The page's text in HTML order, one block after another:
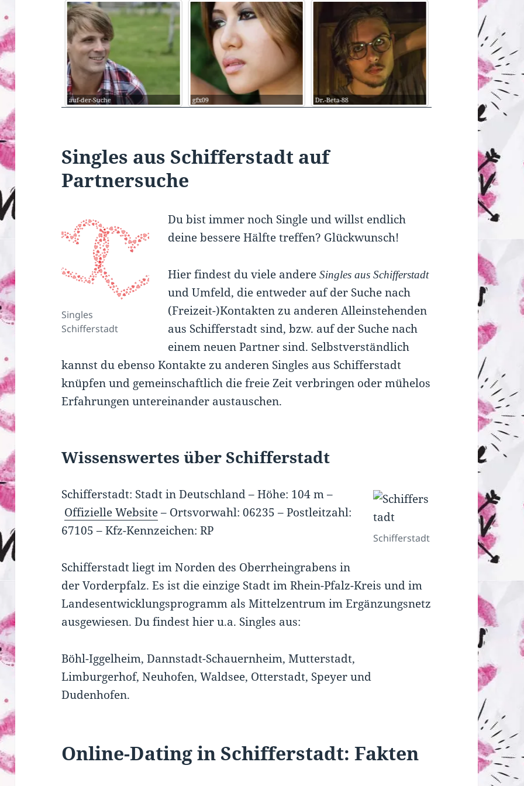
gfx09 Dr.-Beta-88 Cupcake
Singles aus Schifferstadt auf
Partnersuche
Singles
Schifferstadt
Du bist immer noch Single und willst endlich
deine bessere Hälfte treffen? Glückwunsch!
Hier findest du viele andereSingles aus Schifferstadt
und Umfeld, die entweder auf der Suche nach
(Freizeit-)Kontakten zu anderen Alleinstehenden
aus Schifferstadt sind, bzw. auf der Suche nach
einem neuen Partner sind. Selbstverständlich
kannst du ebenso Kontakte zu anderen Singles aus Schifferstadt
knüpfen und gemeinschaftlich die freie Zeit verbringen oder mühelos
Erfahrungen untereinander austauschen.
Wissenswertes über Schifferstadt
Schifferstadt
Schifferstadt: Stadt in Deutschland –Höhe: 104 m–
Offizielle Website– Ortsvorwahl: 06235 –Postleitzahl:
67105 –Kfz-Kennzeichen: RP
Schifferstadt liegt im Norden des Oberrheingrabens in
der Vorderpfalz. Es ist die einzige Stadt im Rhein-Pfalz-Kreis und im
Landesentwicklungsprogramm als Mittelzentrum im Ergänzungsnetz
ausgewiesen. Du findest hier u.a. Singles aus:
Böhl-Iggelheim, Dannstadt-Schauernheim, Mutterstadt,
Limburgerhof, Neuhofen, Waldsee, Otterstadt, Speyer und
Dudenhofen.
Online-Dating in Schifferstadt: Fakten